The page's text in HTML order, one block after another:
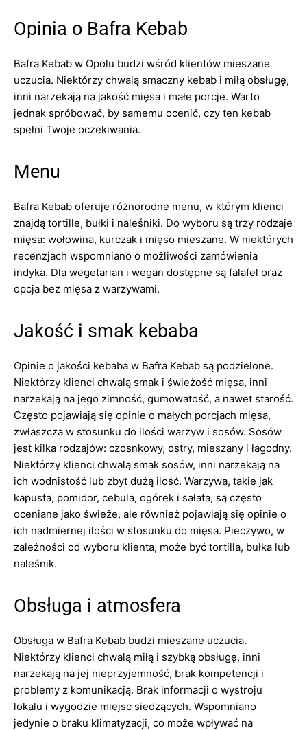
Opinia o Bafra Kebab
Bafra Kebab w Opolu budzi wśród klientów mieszane
uczucia. Niektórzy chwalą smaczny kebab i miłą obsługę,
inni narzekają na jakość mięsa i małe porcje. Warto
jednak spróbować, by samemu ocenić, czy ten kebab
spełni Twoje oczekiwania.
Menu
Bafra Kebab oferuje różnorodne menu, w którym klienci
znajdą tortille, bułki i naleśniki. Do wyboru są trzy rodzaje
mięsa: wołowina, kurczak i mięso mieszane. W niektórych
recenzjach wspomniano o możliwości zamówienia
indyka. Dla wegetarian i wegan dostępne są falafel oraz
opcja bez mięsa z warzywami.
Jakość i smak kebaba
Opinie o jakości kebaba w Bafra Kebab są podzielone.
Niektórzy klienci chwalą smak i świeżość mięsa, inni
narzekają na jego zimność, gumowatość, a nawet starość.
Często pojawiają się opinie o małych porcjach mięsa,
zwłaszcza w stosunku do ilości warzyw i sosów. Sosów
jest kilka rodzajów: czosnkowy, ostry, mieszany i łagodny.
Niektórzy klienci chwalą smak sosów, inni narzekają na
ich wodnistość lub zbyt dużą ilość. Warzywa, takie jak
kapusta, pomidor, cebula, ogórek i sałata, są często
oceniane jako świeże, ale również pojawiają się opinie o
ich nadmiernej ilości w stosunku do mięsa. Pieczywo, w
zależności od wyboru klienta, może być tortilla, bułka lub
naleśnik.
Obsługa i atmosfera
Obsługa w Bafra Kebab budzi mieszane uczucia.
Niektórzy klienci chwalą miłą i szybką obsługę, inni
narzekają na jej nieprzyjemność, brak kompetencji i
problemy z komunikacją. Brak informacji o wystroju
lokalu i wygodzie miejsc siedzących. Wspomniano
jedynie o braku klimatyzacji, co może wpływać na